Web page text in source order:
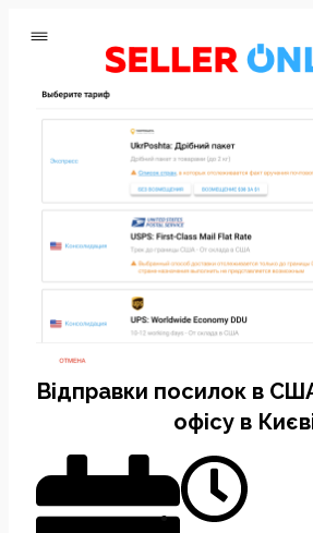
Відправки посилок в
офісу в